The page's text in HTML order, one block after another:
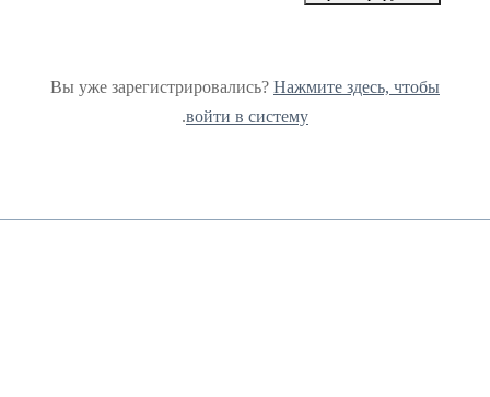
Вы уже зарегистрировались? Нажмите здесь, чтобы
войти в систему
.